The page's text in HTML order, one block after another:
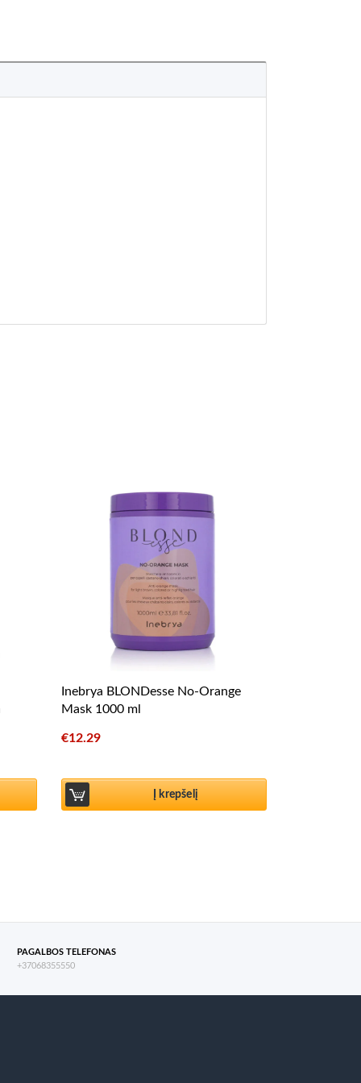
Inebrya BLONDesse No-Orange
Mask 1000 ml
€12.29
Į krepšelį
PAGALBOS TELEFONAS
+37068355550